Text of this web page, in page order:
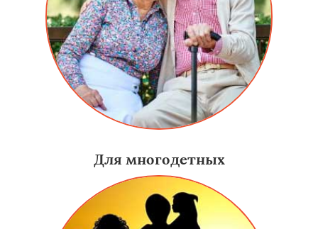
Для многодетных